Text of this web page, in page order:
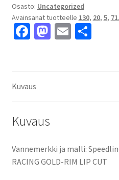
Osasto: Uncategorized
Avainsanat tuotteelle 130, 20, 5,
Fa
o
M E S
Kuvaus
Kuvaus
Vannemerkki ja malli:
RACING GOLD-RIM LIP CUT